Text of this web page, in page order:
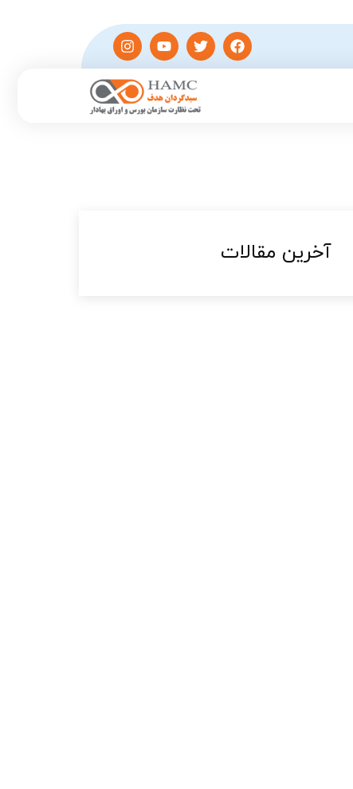
آخرین مقالات​